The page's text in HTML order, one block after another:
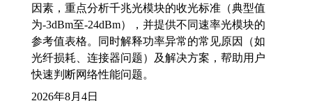
因素，重点分析千兆光模块的收光标准（典型值
为-3dBm至-24dBm），并提供不同速率光模块的
参考值表格。同时解释功率异常的常见原因（如
光纤损耗、连接器问题）及解决方案，帮助用户
快速判断网络性能问题。
2026年8月4日